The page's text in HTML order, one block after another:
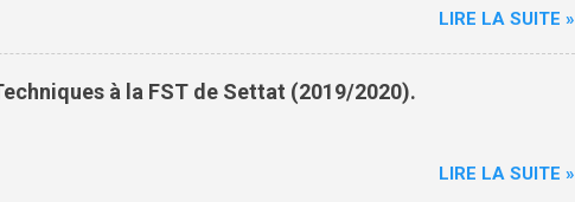
LIRE LA SUITE »
à la FST de Settat (2019/2020).
LIRE LA SUITE »